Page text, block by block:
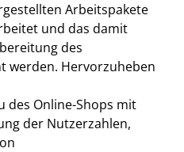
Arbeitspakete
und das damit
des
werden. Hervorzuheben
des Online-Shops mit
der Nutzerzahlen,